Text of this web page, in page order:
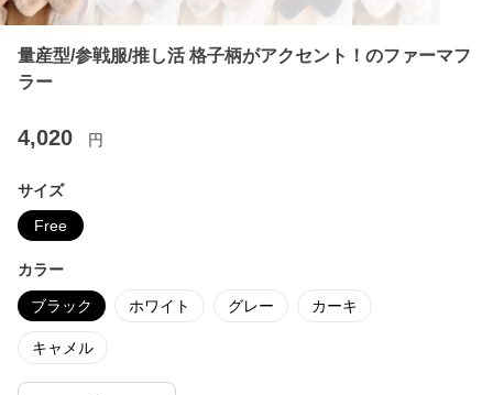
量産型/参戦服/推し活 格子柄がアクセント！のファーマフ
ラー
4,020 円
サイズ
Free
カラー
ブラック ホワイト グレー カーキ
キャメル